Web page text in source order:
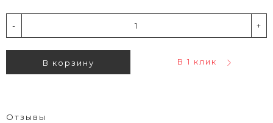
- +
В корзину В 1 клик
Отзывы